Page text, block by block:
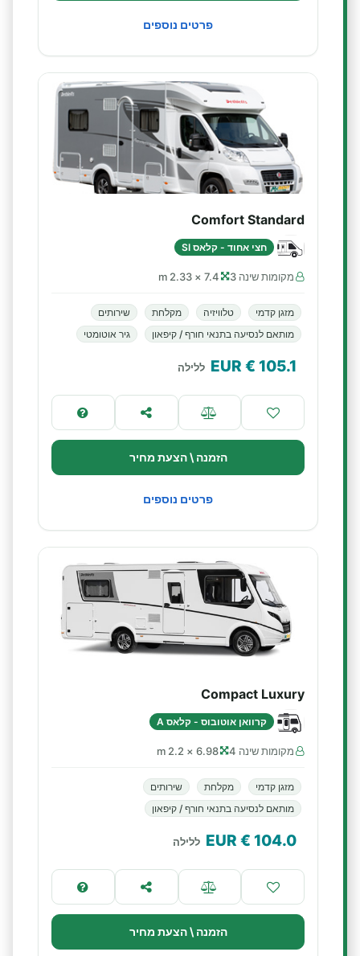
פרטים נוספים
Comfort Standard
חצי אחוד - קלאס SI
מקומות שינה 3 7.4 × 2.33 m
מזגן קדמי טלוויזיה מקלחת
שירותים
מותאם לנסיעה בתנאי חורף / קיפאון
גיר אוטומטי
105.1
€ EUR ללילה
הזמנה \ הצעת מחיר
פרטים נוספים
Compact Luxury
קרוואן אוטובוס - קלאס A
מקומות שינה 4 6.98 × 2.2 m
מזגן קדמי מקלחת
שירותים
מותאם לנסיעה בתנאי חורף / קיפאון
104.0
€ EUR ללילה
הזמנה \ הצעת מחיר